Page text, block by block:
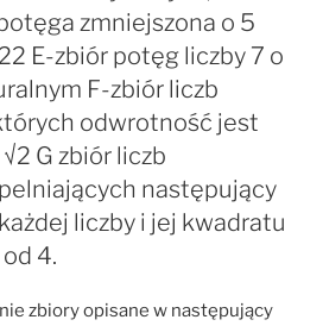
zmniejszona o 5
E-zbiór potęg liczby 7 o
F-zbiór liczb
odwrotność jest
G zbiór liczb
następujący
liczby i jej kwadratu
4.
zbiory opisane w następujący